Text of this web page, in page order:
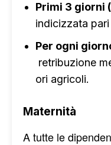
Primi 3 giorni
indicizzata
Per ogni
retribuzione
ori agricoli.
Maternità
A tutte le